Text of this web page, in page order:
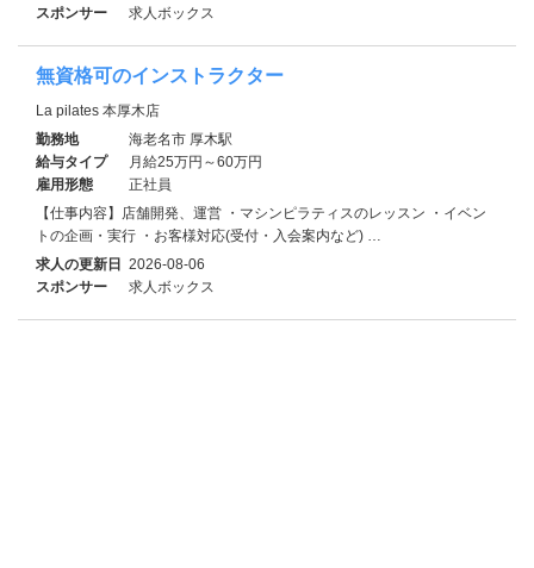
スポンサー
求人ボックス
無資格可のインストラクター
La pilates 本厚木店
勤務地
海老名市 厚木駅
給与タイプ
月給25万円～60万円
雇用形態
正社員
【仕事内容】店舗開発、運営 ・マシンピラティスのレッスン ・イベン
トの企画・実行 ・お客様対応(受付・入会案内など) …
求人の更新日 2026-08-06
スポンサー
求人ボックス